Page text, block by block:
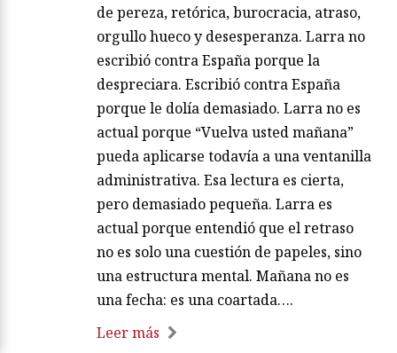
de pereza, retórica, burocracia, atraso,
orgullo hueco y desesperanza. Larra no
escribió contra España porque la
despreciara. Escribió contra España
porque le dolía demasiado. Larra no es
actual porque “Vuelva usted mañana”
pueda aplicarse todavía a una ventanilla
administrativa. Esa lectura es cierta,
pero demasiado pequeña. Larra es
actual porque entendió que el retraso
no es solo una cuestión de papeles, sino
una estructura mental. Mañana no es
una fecha: es una coartada….
Leer más